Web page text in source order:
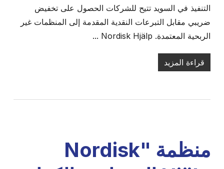
التنفيذ في السويد تتيح للشركات الحصول على تخفيض
ضريبي مقابل التبرعات النقدية المقدمة إلى المنظمات غير
الربحية المعتمدة. Nordisk Hjälp ...
قراءة المزيد
منظمة "Nordisk